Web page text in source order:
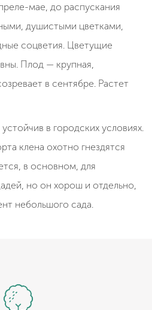
мае, до распускания
душистыми цветками,
соцветия. Цветущие
Плод — крупная,
в сентябре. Растет
в городских условиях.
клена охотно гнездятся
в основном, для
но он хорош и отдельно,
небольшого сада.